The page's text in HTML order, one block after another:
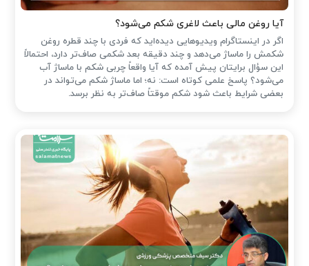
آیا روغن مالی باعث لاغری شکم می‌شود؟
اگر در اینستاگرام ویدیوهایی دیده‌اید که فردی با چند قطره روغن
شکمش را ماساژ می‌دهد و چند دقیقه بعد شکمی صاف‌تر دارد، احتمالاً
این سؤال برایتان پیش آمده که آیا واقعاً چربی شکم با ماساژ آب
می‌شود؟ پاسخ علمی کوتاه است: نه؛ اما ماساژ شکم می‌تواند در
بعضی شرایط باعث شود شکم موقتاً صاف‌تر به نظر برسد.